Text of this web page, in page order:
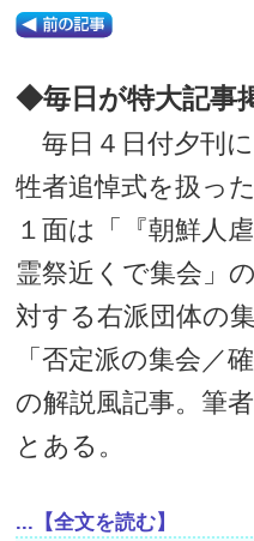
◆毎日が特大記事
毎日４日付夕刊
牲者追悼式を扱っ
１面は「『朝鮮人
霊祭近くで集会」
対する右派団体の
「否定派の集会／
の解説風記事。筆
とある。
...【全文を読む】